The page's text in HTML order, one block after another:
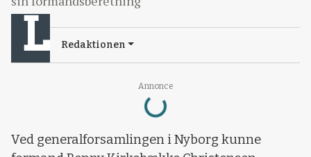
Annonce
Loading...
Redaktionen
Ved generalforsamlingen i Nyborg kunne